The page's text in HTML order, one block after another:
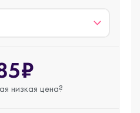
низкая цена?